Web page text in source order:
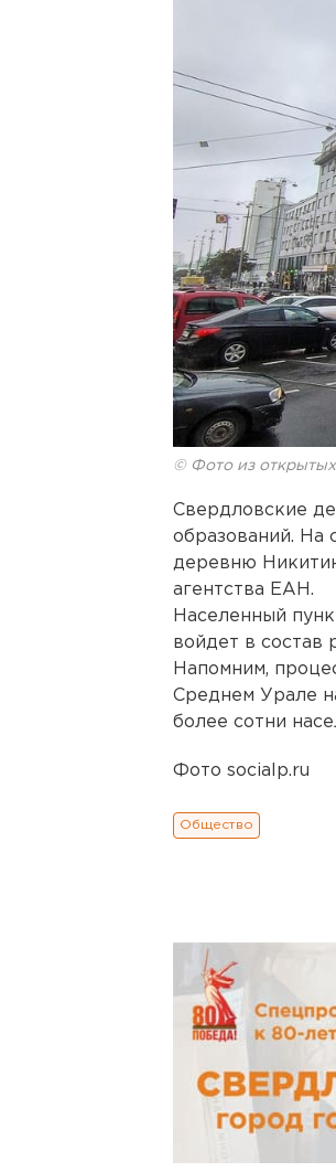
© Фото из
Свердловские
образований. На
деревню
агентства ЕАН.
Населенный
войдет в состав
Напомним,
Среднем Урале
более сотни
Фото socialp.ru
Общество